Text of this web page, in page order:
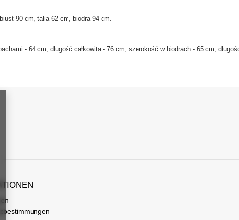
90 cm, talia 62 cm, biodra 94 cm.
- 64 cm, długość całkowita - 76 cm, szerokość w biodrach - 65 cm,